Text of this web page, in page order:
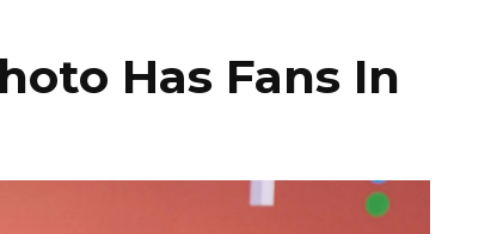
Has Fans In